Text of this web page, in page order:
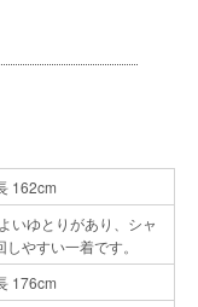
162cm
いゆとりがあり、シャ
やすい一着です。
176cm